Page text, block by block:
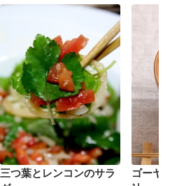
三つ葉とレンコンのサラ
ゴーヤ